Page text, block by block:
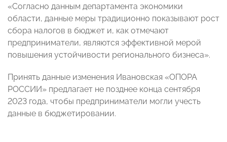
«Согласно данным департамента экономики
области, данные меры традиционно показывают рост
сбора налогов в бюджет и, как отмечают
предприниматели, являются эффективной мерой
повышения устойчивости регионального бизнеса».
Принять данные изменения Ивановская «ОПОРА
РОССИИ» предлагает не позднее конца сентября
2023 года, чтобы предприниматели могли учесть
данные в бюджетировании.